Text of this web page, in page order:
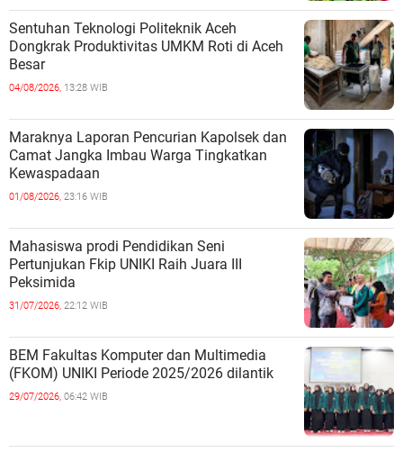
Sentuhan Teknologi Politeknik Aceh
Dongkrak Produktivitas UMKM Roti di Aceh
Besar
04/08/2026, 13:28 WIB
Maraknya Laporan Pencurian Kapolsek dan
Camat Jangka Imbau Warga Tingkatkan
Kewaspadaan
01/08/2026, 23:16 WIB
Mahasiswa prodi Pendidikan Seni
Pertunjukan Fkip UNIKI Raih Juara III
Peksimida
31/07/2026, 22:12 WIB
BEM Fakultas Komputer dan Multimedia
(FKOM) UNIKI Periode 2025/2026 dilantik
29/07/2026, 06:42 WIB